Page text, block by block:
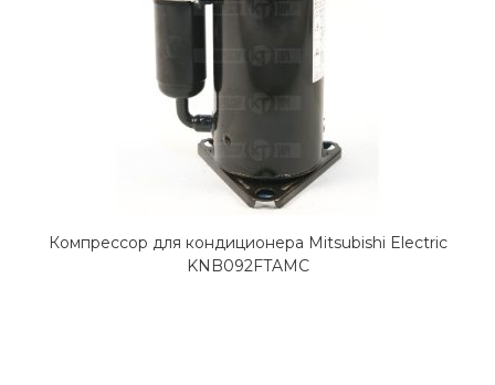
Компрессор для кондиционера Mitsubishi Electric
KNB092FTAMC